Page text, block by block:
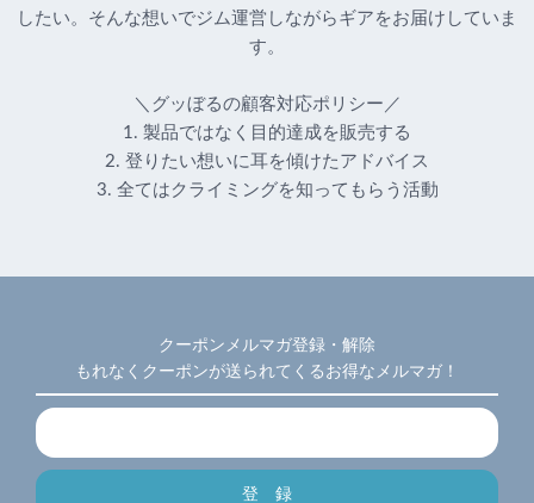
したい。そんな想いでジム運営しながらギアをお届けしていま
す。
＼グッぼるの顧客対応ポリシー／
1. 製品ではなく目的達成を販売する
2. 登りたい想いに耳を傾けたアドバイス
3. 全てはクライミングを知ってもらう活動
クーポンメルマガ登録・解除
もれなくクーポンが送られてくるお得なメルマガ！